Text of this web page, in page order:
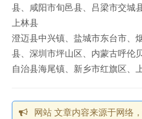
县、咸阳市旬邑县、吕梁市交城
上林县
澄迈县中兴镇、盐城市东台市、
县、深圳市坪山区、内蒙古呼伦
自治县海尾镇、新乡市红旗区、
网站 文章内容来源于网络